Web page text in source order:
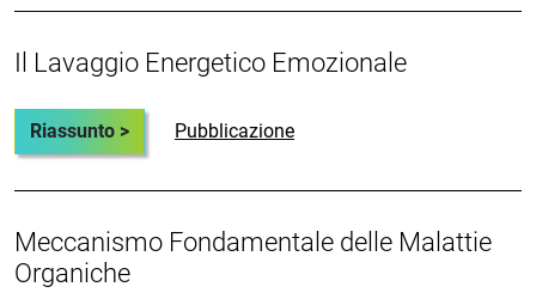
Il Lavaggio Energetico Emozionale
Riassunto > Pubblicazione
Meccanismo Fondamentale delle Malattie
Organiche